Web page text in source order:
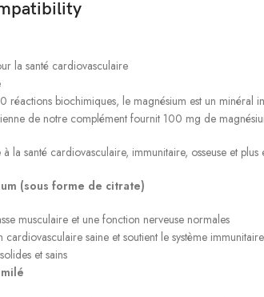
la santé cardiovasculaire
réactions biochimiques, le magnésium est un minéral
de notre complément fournit 100 mg de
la santé cardiovasculaire, immunitaire, osseuse et plus
(sous forme de citrate)
musculaire et une fonction nerveuse normales
saine et soutient le système immunitaire
et sains